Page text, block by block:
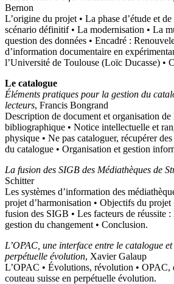
Bernon
L’origine du projet • La phase d’étude et
scénario définitif • La modernisation • La
question des données • Encadré :
d’information documentaire en
l’Université de Toulouse (Loïc Ducasse) •
Le catalogue
Éléments pratiques pour la gestion du
lecteurs, Francis Bongrand
Description de document et organisation de
bibliographique • Notice intellectuelle et
physique • Ne pas cataloguer, récupérer
du catalogue • Organisation et gestion
La fusion des SIGB des Médiathèques de
Schitter
Les systèmes d’information des
projet d’harmonisation • Objectifs du projet
fusion des SIGB • Les facteurs de réussite
gestion du changement • Conclusion.
L’OPAC, une interface entre le catalogue
perpétuelle évolution, Xavier Galaup
L’OPAC • Évolutions, révolution • OPAC,
couteau suisse en perpétuelle évolution.